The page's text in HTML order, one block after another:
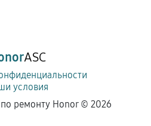
ASC
условия
ремонту Honor © 2026